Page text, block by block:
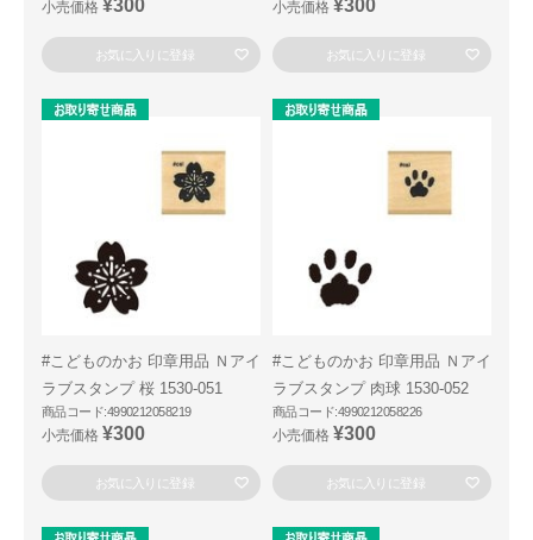
小売価格 ¥300
お気に入りに登録
小売価格 ¥300
お気に入りに登録
#こどものかお 印章用品 Ｎアイ
ラブスタンプ 桜 1530-051
商品コード:4990212058219
小売価格 ¥300
お気に入りに登録
#こどものかお 印章用品 Ｎアイ
ラブスタンプ 肉球 1530-052
商品コード:4990212058226
小売価格 ¥300
お気に入りに登録